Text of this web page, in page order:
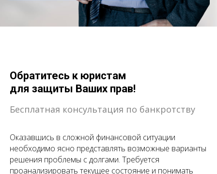
Обратитесь к юристам
для защиты Ваших прав!
Бесплатная консультация по банкротству
Оказавшись в сложной финансовой ситуации
необходимо ясно представлять возможные варианты
решения проблемы с долгами. Требуется
проанализировать текущее состояние и понимать